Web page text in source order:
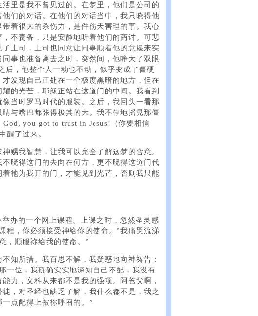
里是我不曾见过的。在梦里，他们是公司的
他们的对话。在他们的对话当中，我只晓得他
着很大的杀伤力，是件伤天害理的事。我心
不责备，只是安静地听着他们的商讨。可悲
上司，上司也同意让同事顺着他的意愿来实
事也准备离去之时，突然间，他睁大了双眼
后，他整个人一动也不动，似乎变成了僵硬
发现自己正处在一个极度黑暗的地方，但在
的光芒，耶稣正站在这道门的中间。我看到
当时罗马时代的服装。之后，我回头一看那
与嘴巴都张得极其的大。我不停地摇晃那僵
you got to trust in Jesus!（你要相信
醒了过来。
赐我智慧，让我可以完全了解这梦的含意。
晓得这门的去向在何方，更不晓得这道门代
祂为我开的门，才能见到光芒，否则我只能
办的一个网上课程。上课之时，忽然圣灵感
程，你必须接受神给你的使命。”我痛哭流涕
，顺服祢给我的使命。”
知所措。我百思不解，我疑惑地向神祷告：
一位，我确确实实地深知自己不配，我没有
力，文科从来都不是我的强项。阿爸父啊，
，对圣经也缺乏了解，我什么都不是，我之
点配得上被祢呼召的。”